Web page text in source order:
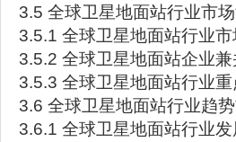
3.5 全球卫星地面站行业市
3.5.1 全球卫星地面站行业
3.5.2 全球卫星地面站企业
3.5.3 全球卫星地面站行业
3.6 全球卫星地面站行业趋
3.6.1 全球卫星地面站行业发